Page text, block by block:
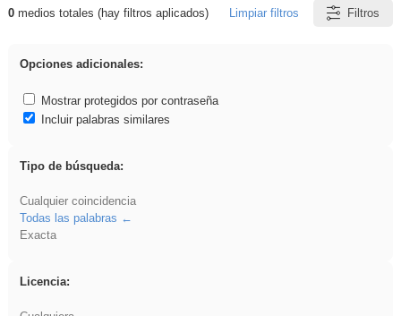
Resultados de: ritmo
0medios totales (hay filtros aplicados) Limpiar filtros Filtros
Opciones adicionales:
Mostrar protegidos por contraseña
Incluir palabras similares
Tipo de búsqueda:
Cualquier coincidencia
Todas las palabras
Exacta
Licencia: